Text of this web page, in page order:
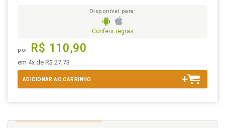
Disponível para:
Conferir regras
por R$ 110,90
em 4x de R$ 27,73
ADICIONAR AO CARRINHO